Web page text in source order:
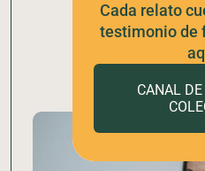
Cada relato
testimonio de
CANAL